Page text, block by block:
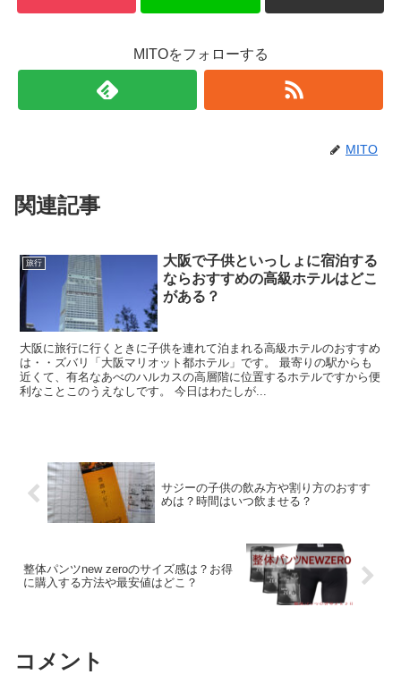
MITOをフォローする
MITO
関連記事
旅行
大阪で子供といっしょに宿泊する
ならおすすめの高級ホテルはどこ
がある？
大阪に旅行に行くときに子供を連れて泊まれる高級ホテルのおすすめ
は・・ズバリ「大阪マリオット都ホテル」です。 最寄りの駅からも
近くて、有名なあべのハルカスの高層階に位置するホテルですから便
利なことこのうえなしです。 今日はわたしが...
サジーの子供の飲み方や割り方のおすす
めは？時間はいつ飲ませる？
整体パンツnew zeroのサイズ感は？お得
に購入する方法や最安値はどこ？
コメント